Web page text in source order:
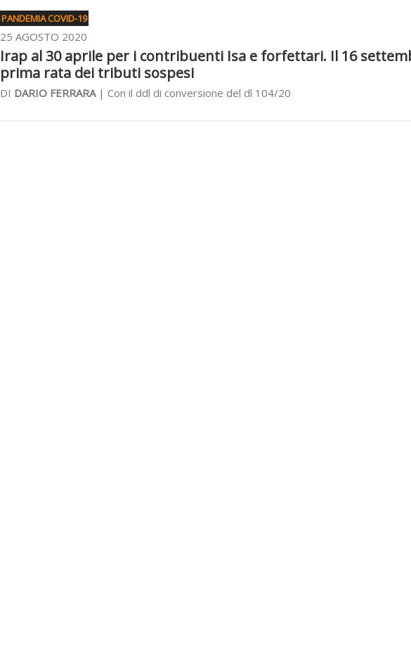
PANDEMIA COVID-19
25 AGOSTO 2020
Irap al 30 aprile per i contribuenti Isa e forfettari. Il 16
prima rata dei tributi sospesi
DI DARIO FERRARA| Con il ddl di conversione del dl 104/20